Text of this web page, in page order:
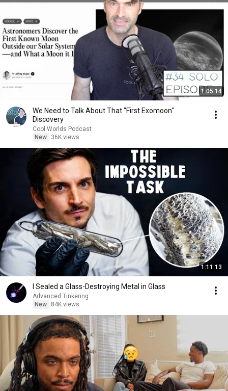
1:05:14
We Need to Talk About That "First Exomoon"
Discovery
Cool Worlds Podcast
New
36K views
1:11:13
I Sealed a Glass-Destroying Metal in Glass
Advanced Tinkering
New
84K views